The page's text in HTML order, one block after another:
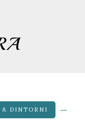
& DINTORNI